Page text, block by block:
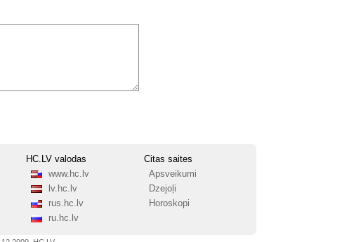
HC.LV valodas
www.hc.lv
lv.hc.lv
rus.hc.lv
ru.hc.lv
Citas saites
Apsveikumi
Dzejoļi
Horoskopi